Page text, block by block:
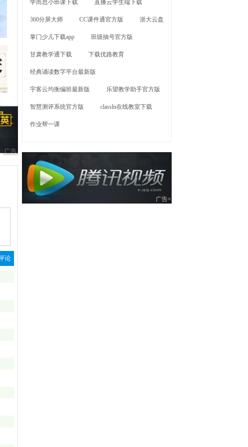
学而思小班课下载 直播云学生端下载
360分屏大师 CC课件通官方版 浙大云盘
掌门少儿下载app 班级抽号官方版
甘肃教学通下载 下载优路教育
经典诵读数字平台最新版
宇客云均衡编班最新版 乐望教学助手官方版
智慧测评系统官方版 classln在线教室下载
作业帮一课
广告×